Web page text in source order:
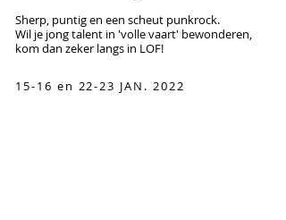
Sherp, puntig en een scheut punkrock.
Wil je jong talent in 'volle vaart' bewonderen,
kom dan zeker langs in LOF!
15-16 en 22-23 JAN. 2022